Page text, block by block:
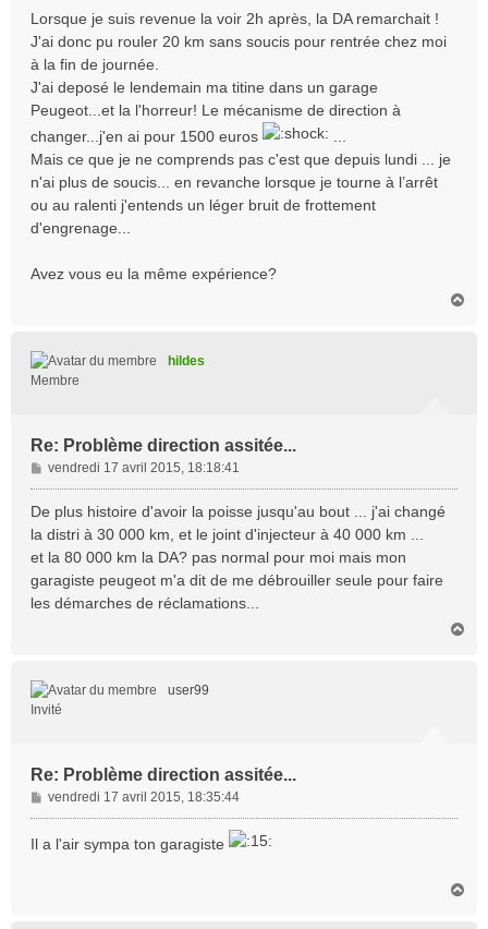
Lorsque je suis revenue la voir 2h après, la DA remarchait !
J'ai donc pu rouler 20 km sans soucis pour rentrée chez moi
à la fin de journée.
J'ai deposé le lendemain ma titine dans un garage
Peugeot...et la l'horreur! Le mécanisme de direction à
changer...j'en ai pour 1500 euros
Mais ce que je ne comprends pas c'est que depuis lundi ... je
n'ai plus de soucis... en revanche lorsque je tourne à l’arrêt
ou au ralenti j'entends un léger bruit de frottement
d'engrenage...
Avez vous eu la même expérience?
hildes
Membre
Re: Problème direction assitée...
M
e
s
g
e
vendredi 17 avril 2015, 18:18:41
De plus histoire d'avoir la poisse jusqu'au bout ... j'ai changé
la distri à 30 000 km, et le joint d'injecteur à 40 000 km ...
et la 80 000 km la DA? pas normal pour moi mais mon
garagiste peugeot m'a dit de me débrouiller seule pour faire
les démarches de réclamations...
user99
Invité
Re: Problème direction assitée...
M
e
vendredi 17 avril 2015, 18:35:44
Il a l'air sympa ton garagiste